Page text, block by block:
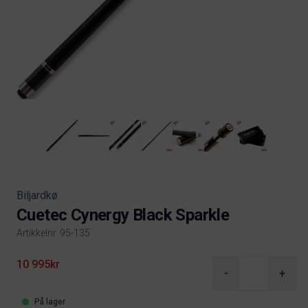
Biljardkø
Cuetec Cynergy Black Sparkle
Artikkelnr. 95-135
Product information
10 995kr
- +
På lager